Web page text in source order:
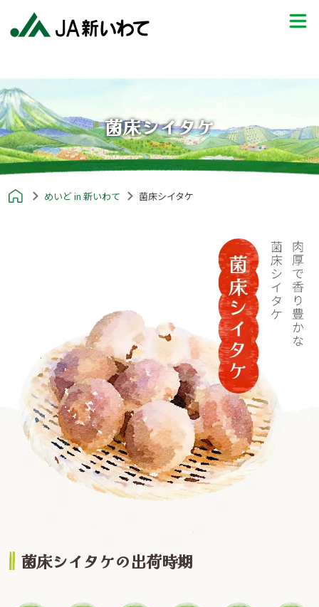
菌床シイタケ
めいど in 新いわて 菌床シイタケ
菌床シイタケの出荷時期